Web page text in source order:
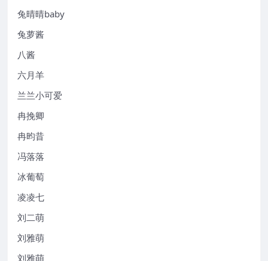
兔晴晴baby
兔萝酱
八酱
六月羊
兰兰小可爱
冉挽卿
冉昀昔
冯落落
冰葡萄
凌凌七
刘二萌
刘雅萌
刘雅萌